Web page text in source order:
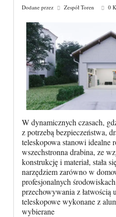
Dodane przez Zespół Toren 0
W dynamicznych czasach,
z potrzebą bezpieczeństwa,
teleskopowa stanowi idealne
wszechstronna drabina, ze
konstrukcję i materiał, stała
narzędziem zarówno w
profesjonalnych
przechowywania z
teleskopowe wykonane z
wybierane